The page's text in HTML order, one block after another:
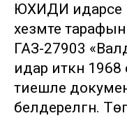
ЮХИДИ идарәсе
хезмәте
ГАЗ-27903
идарә иткән
тиешле
белдерелгән.